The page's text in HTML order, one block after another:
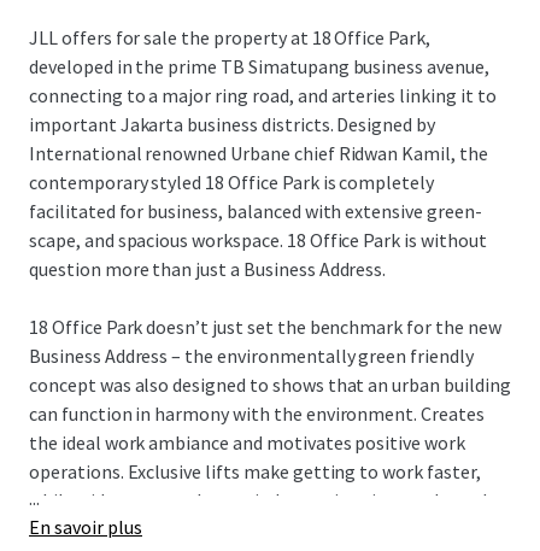
JLL offers for sale the property at 18 Office Park,
developed in the prime TB Simatupang business avenue,
connecting to a major ring road, and arteries linking it to
important Jakarta business districts. Designed by
International renowned Urbane chief Ridwan Kamil, the
contemporary styled 18 Office Park is completely
facilitated for business, balanced with extensive green-
scape, and spacious workspace. 18 Office Park is without
question more than just a Business Address.
18 Office Park doesn’t just set the benchmark for the new
Business Address – the environmentally green friendly
concept was also designed to shows that an urban building
can function in harmony with the environment. Creates
the ideal work ambiance and motivates positive work
operations. Exclusive lifts make getting to work faster,
while wide green park area, indoor swimming pools, and
executive dining creates a relaxed work atmosphere.
...
En savoir plus